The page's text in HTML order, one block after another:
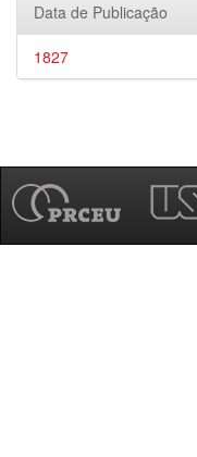
Data de Publicação
1827